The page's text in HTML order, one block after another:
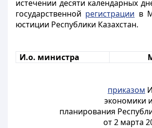
истечении десяти календарных
государственной регистрации в
юстиции Республики Казахстан.
И.о. министра
приказом
экономики
планирования
от 2 марта